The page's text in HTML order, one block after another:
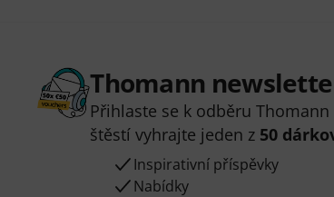
Thomann
Přihlaste se k odběru
štěstí vyhrajte jeden z 50
Inspirativní příspěvky
Nabídky